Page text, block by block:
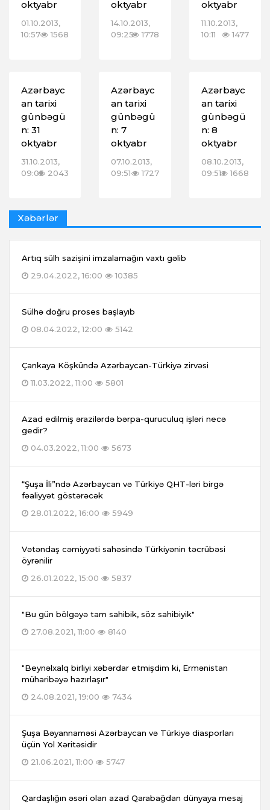
oktyabr
01.10.2013,
10:57
1568
oktyabr
14.10.2013,
09:25 1778
oktyabr
11.10.2013,
10:11
1477
Azərbayc
an tarixi
günbəgü
n: 31
oktyabr
31.10.2013,
09:05 2043
Azərbayc
an tarixi
günbəgü
n: 7
oktyabr
07.10.2013,
09:51
1727
Azərbayc
an tarixi
günbəgü
n: 8
oktyabr
08.10.2013,
09:51
1668
Xəbərlər
Artıq sülh sazişini imzalamağın vaxtı gəlib
29.04.2022, 16:00
10385
Sülhə doğru proses başlayıb
08.04.2022, 12:00
5142
Çankaya Köşkündə Azərbaycan-Türkiyə zirvəsi
11.03.2022, 11:00
5801
Azad edilmiş ərazilərdə bərpa-quruculuq işləri necə
gedir?
04.03.2022, 11:00
5673
“Şuşa İli”ndə Azərbaycan və Türkiyə QHT-ləri birgə
fəaliyyət göstərəcək
28.01.2022, 16:00
5949
Vətəndaş cəmiyyəti sahəsində Türkiyənin təcrübəsi
öyrənilir
26.01.2022, 15:00
5837
"Bu gün bölgəyə tam sahibik, söz sahibiyik"
27.08.2021, 11:00
8140
"Beynəlxalq birliyi xəbərdar etmişdim ki, Ermənistan
müharibəyə hazırlaşır"
24.08.2021, 19:00
7434
Şuşa Bəyannaməsi Azərbaycan və Türkiyə diasporları
üçün Yol Xəritəsidir
21.06.2021, 11:00
5747
Qardaşlığın əsəri olan azad Qarabağdan dünyaya mesaj